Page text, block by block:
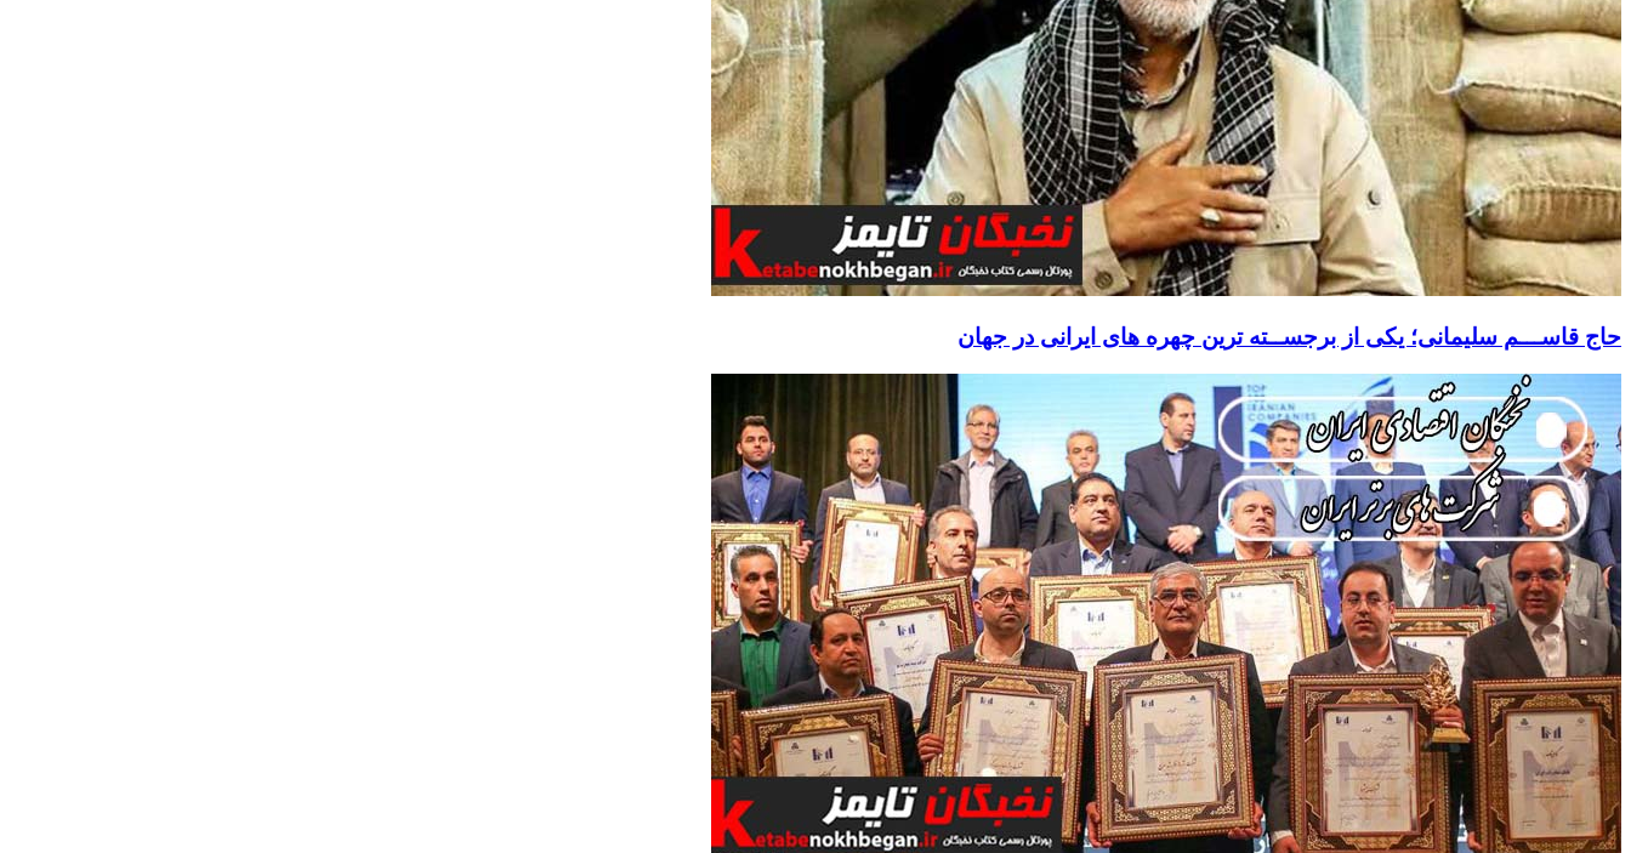
حاج قاســـم سلیمانی؛ یکی از برجســته ترین چهره های ایرانی در جهان